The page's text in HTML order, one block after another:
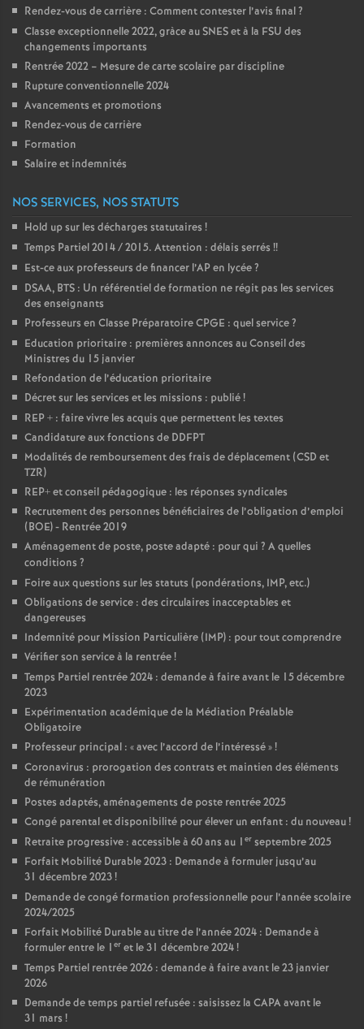
O
r
n
s
T
o
r
s
Rendez-vous de carrière : Comment contester l’avis final?
Classe exceptionnelle 2022, gràce au SNES et à la FSU des
changements importants
Rentrée 2022 – Mesure de carte scolaire par discipline
Rupture conventionnelle 2024
Avancements et promotions
Rendez-vous de carrière
Formation
Salaire et indemnités
NOS SERVICES, NOS STATUTS
Hold up sur les décharges statutaires !
Temps Partiel 2014 / 2015. Attention : délais serrés !!
Est-ce aux professeurs de financer l’AP en lycée?
DSAA, BTS : Un référentiel de formation ne régit pas les services
des enseignants
Professeurs en Classe Préparatoire CPGE : quel service?
Education prioritaire : premières annonces au Conseil des
Ministres du 15 janvier
Refondation de l’éducation prioritaire
Décret sur les services et les missions : publié!
REP + : faire vivre les acquis que permettent les textes
Candidature aux fonctions de DDFPT
Modalités de remboursement des frais de déplacement (CSD et
TZR)
REP+ et conseil pédagogique : les réponses syndicales
Recrutement des personnes bénéficiaires de l’obligation d’emploi
(BOE) - Rentrée 2019
Aménagement de poste, poste adapté : pour qui ? A quelles
conditions ?
Foire aux questions sur les statuts (pondérations, IMP, etc.)
Obligations de service : des circulaires inacceptables et
dangereuses
Indemnité pour Mission Particulière (IMP) : pour tout comprendre
Vérifier son service à la rentrée!
Temps Partiel rentrée 2024 : demande à faire avant le 15 décembre
2023
Expérimentation académique de la Médiation Préalable
Obligatoire
Professeur principal : «avec l’accord de l’intéressé»!
Coronavirus : prorogation des contrats et maintien des éléments
de rémunération
Postes adaptés, aménagements de poste rentrée 2025
Congé parental et disponibilité pour élever un enfant : du nouveau!
Retraite progressive : accessible à 60 ans au 1 er septembre 2025
Forfait Mobilité Durable 2023 : Demande à formuler jusqu’au
31 décembre 2023!
Demande de congé formation professionnelle pour l’année scolaire
2024/2025
Forfait Mobilité Durable au titre de l’année 2024 : Demande à
formuler entre le 1 er et le 31 décembre 2024!
Temps Partiel rentrée 2026 : demande à faire avant le 23 janvier
2026
Demande de temps partiel refusée : saisissez la CAPA avant le
31 mars !